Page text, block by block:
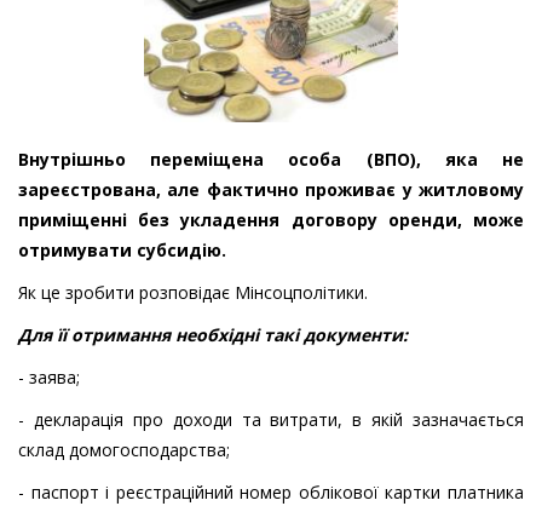
Внутрішньо переміщена особа (ВПО), яка не
зареєстрована, але фактично проживає у житловому
приміщенні без укладення договору оренди, може
отримувати субсидію.
Як це зробити розповідає Мінсоцполітики.
Для її отримання необхідні такі документи:
- заява;
- декларація про доходи та витрати, в якій зазначається
склад домогосподарства;
- паспорт і реєстраційний номер облікової картки платника